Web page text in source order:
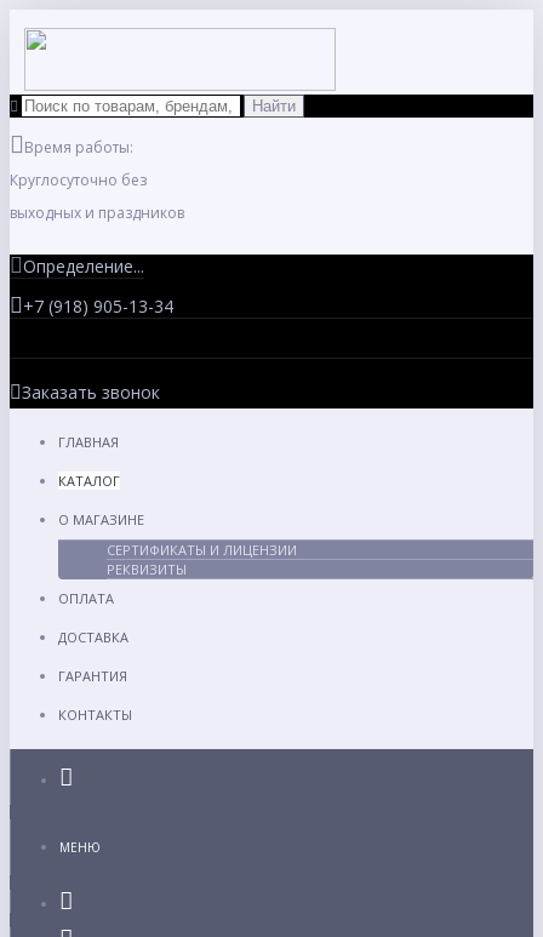
Время работы:
Круглосуточно без
выходных и праздников
Определение...
+7 (918) 905-13-34
Заказать звонок
ГЛАВНАЯ
КАТАЛОГ
О МАГАЗИНЕ
СЕРТИФИКАТЫ И ЛИЦЕНЗИИ
РЕКВИЗИТЫ
ОПЛАТА
ДОСТАВКА
ГАРАНТИЯ
КОНТАКТЫ
МЕНЮ